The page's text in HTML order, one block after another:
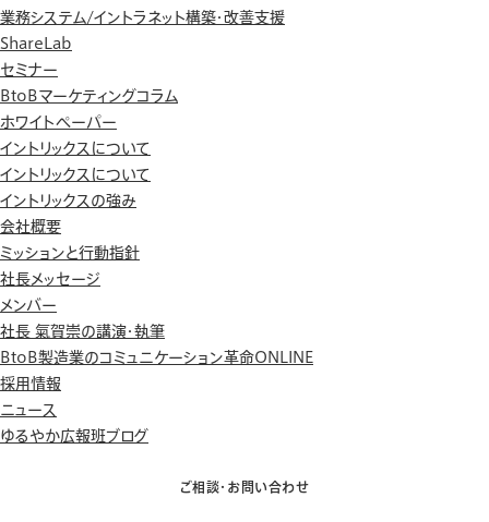
業務システム/イントラネット構築・改善支援
ShareLab
セミナー
BtoBマーケティングコラム
ホワイトペーパー
イントリックスについて
イントリックスについて
イントリックスの強み
会社概要
ミッションと行動指針
社長メッセージ
メンバー
社長 氣賀崇の講演・執筆
BtoB製造業のコミュニケーション革命ONLINE
採用情報
ニュース
ゆるやか広報班ブログ
ご相談・お問い合わせ